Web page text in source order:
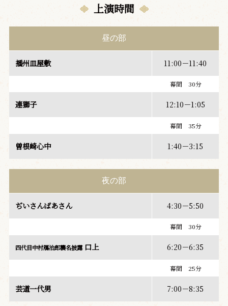
上演時間
昼の部
播州皿屋敷 11:00－11:40
幕間 30分
連獅子 12:10－1:05
幕間 35分
曽根崎心中 1:40－3:15
夜の部
ぢいさんばあさん 4:30－5:50
幕間 30分
四代目中村鴈治郎襲名披露口上 6:20－6:35
幕間 25分
芸道一代男 7:00－8:35